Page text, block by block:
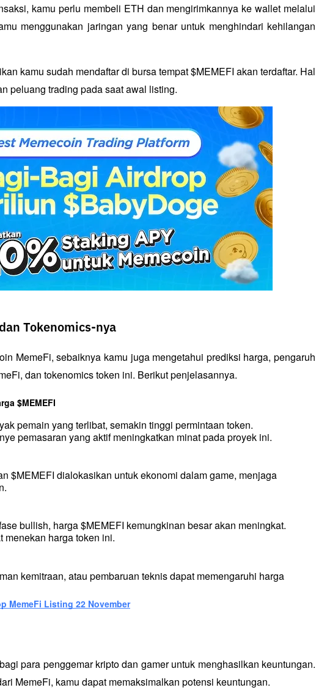
kamu perlu membeli ETH dan mengirimkannya ke wallet melalui
menggunakan jaringan yang benar untuk menghindari kehilangan
kamu sudah mendaftar di bursa tempat $MEMEFI akan terdaftar. Hal
peluang trading pada saat awal listing.
Tokenomics-nya
MemeFi, sebaiknya kamu juga mengetahui prediksi harga, pengaruh
dan tokenomics token ini. Berikut penjelasannya.
$MEMEFI
pemain yang terlibat, semakin tinggi permintaan token.
pemasaran yang aktif meningkatkan minat pada proyek ini.
$MEMEFI dialokasikan untuk ekonomi dalam game, menjaga
bullish, harga $MEMEFI kemungkinan besar akan meningkat.
harga token ini.
kemitraan, atau pembaruan teknis dapat memengaruhi harga
MemeFi Listing 22 November
para penggemar kripto dan gamer untuk menghasilkan keuntungan.
MemeFi, kamu dapat memaksimalkan potensi keuntungan.